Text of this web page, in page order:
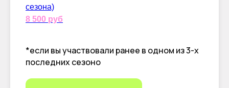
сезона)
8 500 руб
*если вы участвовали ранее в одном из 3-х
последних сезоно